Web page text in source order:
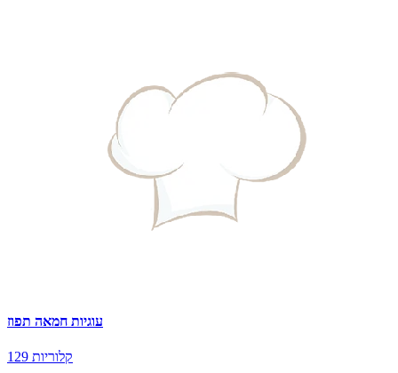
עוגיות חמאה תפוז
129 קלוריות